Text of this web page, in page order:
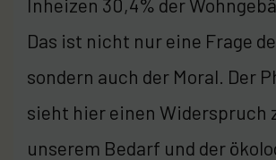
Inheizen 30,4% der
Das ist nicht nur eine Frage
sondern auch der Moral. Der
sieht hier einen Widerspruch
unserem Bedarf und der